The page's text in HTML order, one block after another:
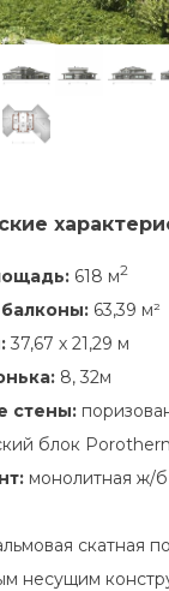
618 м2
63,39 м²
37,67 х 21,29 м
8, 32м
стены:
блок
монолитная ж/б
скатная по
несущим